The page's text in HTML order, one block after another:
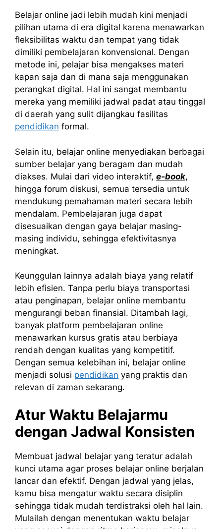
Belajar online jadi lebih mudah kini menjadi
pilihan utama di era digital karena menawarkan
fleksibilitas waktu dan tempat yang tidak
dimiliki pembelajaran konvensional. Dengan
metode ini, pelajar bisa mengakses materi
kapan saja dan di mana saja menggunakan
perangkat digital. Hal ini sangat membantu
mereka yang memiliki jadwal padat atau tinggal
di daerah yang sulit dijangkau fasilitas
pendidikan formal.
Selain itu, belajar online menyediakan berbagai
sumber belajar yang beragam dan mudah
diakses. Mulai dari video interaktif, e-book,
hingga forum diskusi, semua tersedia untuk
mendukung pemahaman materi secara lebih
mendalam. Pembelajaran juga dapat
disesuaikan dengan gaya belajar masing-
masing individu, sehingga efektivitasnya
meningkat.
Keunggulan lainnya adalah biaya yang relatif
lebih efisien. Tanpa perlu biaya transportasi
atau penginapan, belajar online membantu
mengurangi beban finansial. Ditambah lagi,
banyak platform pembelajaran online
menawarkan kursus gratis atau berbiaya
rendah dengan kualitas yang kompetitif.
Dengan semua kelebihan ini, belajar online
menjadi solusi pendidikan yang praktis dan
relevan di zaman sekarang.
Atur Waktu Belajarmu
dengan Jadwal Konsisten
Membuat jadwal belajar yang teratur adalah
kunci utama agar proses belajar online berjalan
lancar dan efektif. Dengan jadwal yang jelas,
kamu bisa mengatur waktu secara disiplin
sehingga tidak mudah terdistraksi oleh hal lain.
Mulailah dengan menentukan waktu belajar